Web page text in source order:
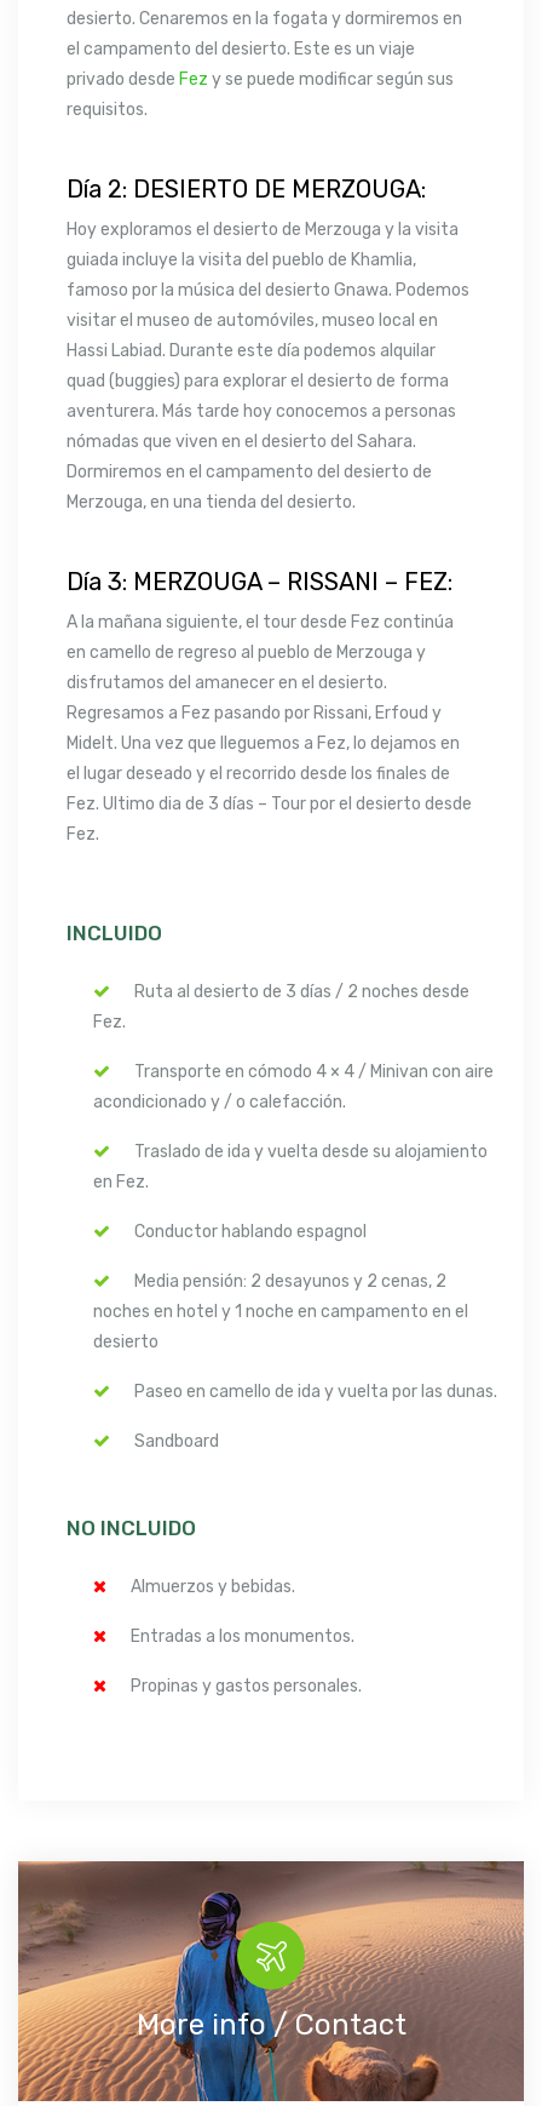
desierto. Cenaremos en la fogata y dormiremos en
el campamento del desierto. Este es un viaje
privado desde Fez y se puede modificar según sus
requisitos.
Día 2: DESIERTO DE MERZOUGA:
Hoy exploramos el desierto de Merzouga y la visita
guiada incluye la visita del pueblo de Khamlia,
famoso por la música del desierto Gnawa. Podemos
visitar el museo de automóviles, museo local en
Hassi Labiad. Durante este día podemos alquilar
quad (buggies) para explorar el desierto de forma
aventurera. Más tarde hoy conocemos a personas
nómadas que viven en el desierto del Sahara.
Dormiremos en el campamento del desierto de
Merzouga, en una tienda del desierto.
Día 3: MERZOUGA – RISSANI – FEZ:
A la mañana siguiente, el tour desde Fez continúa
en camello de regreso al pueblo de Merzouga y
disfrutamos del amanecer en el desierto.
Regresamos a Fez pasando por Rissani, Erfoud y
Midelt. Una vez que lleguemos a Fez, lo dejamos en
el lugar deseado y el recorrido desde los finales de
Fez. Ultimo dia de 3 días – Tour por el desierto desde
Fez.
INCLUIDO
Ruta al desierto de 3 días / 2 noches desde
Fez.
Transporte en cómodo 4 × 4 / Minivan con aire
acondicionado y / o calefacción.
Traslado de ida y vuelta desde su alojamiento
en Fez.
Conductor hablando espagnol
Media pensión: 2 desayunos y 2 cenas, 2
noches en hotel y 1 noche en campamento en el
desierto
Paseo en camello de ida y vuelta por las dunas.
Sandboard
NO INCLUIDO
Almuerzos y bebidas.
Entradas a los monumentos.
Propinas y gastos personales.
More info / Contact